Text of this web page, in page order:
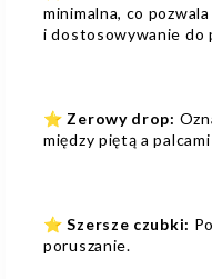
minimalna, co
i dostosowywanie do
⭐ Zerowy drop:
między piętą a
⭐ Szersze czubki:
poruszanie.